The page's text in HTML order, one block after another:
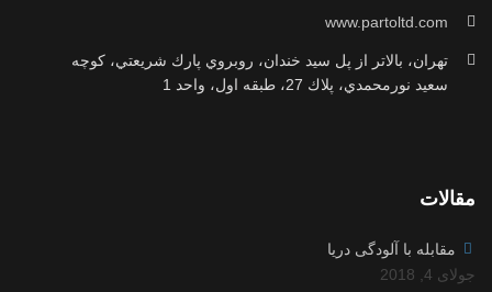
www.partoltd.com
تهران، بالاتر از پل سيد خندان، روبروي پارك شريعتي، كوچه
سعيد نورمحمدي، پلاك 27، طبقه اول، واحد 1
مقالات
مقابله با آلودگی دریا
جولای 4, 2018